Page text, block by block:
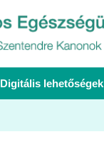
Digitális lehetőségek